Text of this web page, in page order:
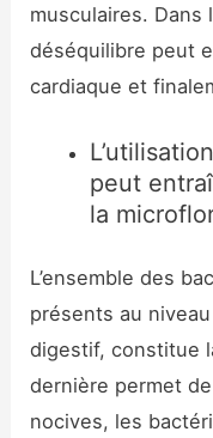
musculaires. Dans
déséquilibre peut
cardiaque et
peut
la
L’ensemble des
présents au
digestif, constitue
dernière permet
nocives, les